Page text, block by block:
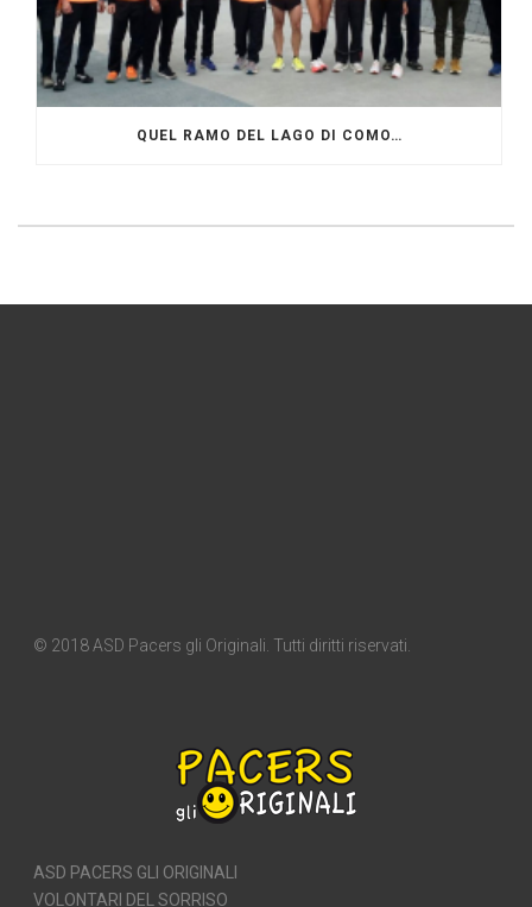
QUEL RAMO DEL LAGO DI COMO…
© 2018 ASD Pacers gli Originali. Tutti diritti riservati.
ASD PACERS GLI ORIGINALI
VOLONTARI DEL SORRISO